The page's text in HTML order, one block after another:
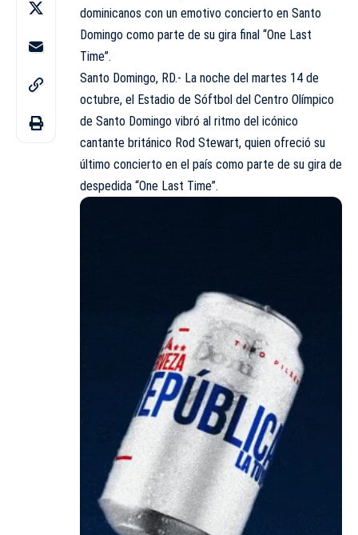
dominicanos con un emotivo concierto en Santo
Domingo como parte de su gira final “One Last
Time”.
Santo Domingo, RD.- La noche del martes 14 de
octubre, el Estadio de Sóftbol del Centro Olímpico
de Santo Domingo vibró al ritmo del icónico
cantante británico Rod Stewart, quien ofreció su
último concierto en el país como parte de su gira de
despedida “One Last Time”.